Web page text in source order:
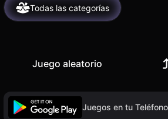
Todas las categorías
Juego aleatorio
Juegos en tu